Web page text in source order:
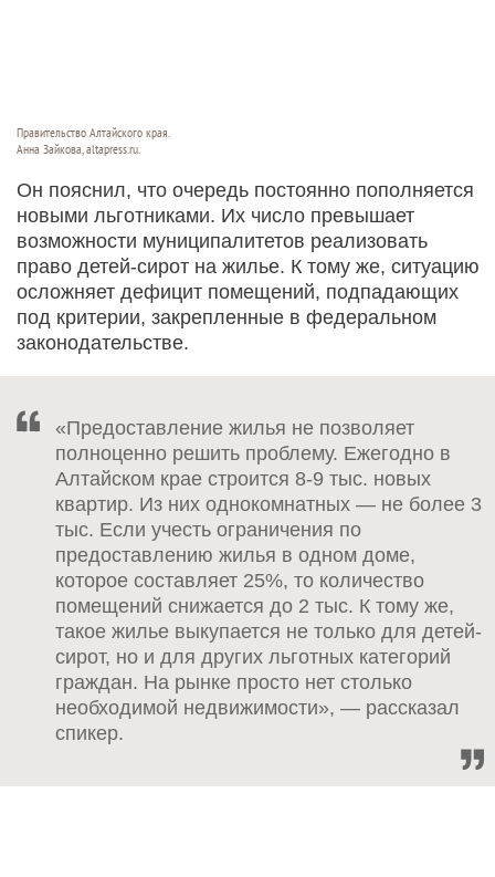
Правительство Алтайского края.
Анна Зайкова, altapress.ru.
Он пояснил, что очередь постоянно пополняется
новыми льготниками. Их число превышает
возможности муниципалитетов реализовать
право детей-сирот на жилье. К тому же, ситуацию
осложняет дефицит помещений, подпадающих
под критерии, закрепленные в федеральном
законодательстве.
«Предоставление жилья не позволяет
полноценно решить проблему. Ежегодно в
Алтайском крае строится 8-9 тыс. новых
квартир. Из них однокомнатных — не более 3
тыс. Если учесть ограничения по
предоставлению жилья в одном доме,
которое составляет 25%, то количество
помещений снижается до 2 тыс. К тому же,
такое жилье выкупается не только для детей-
сирот, но и для других льготных категорий
граждан. На рынке просто нет столько
необходимой недвижимости», — рассказал
спикер.